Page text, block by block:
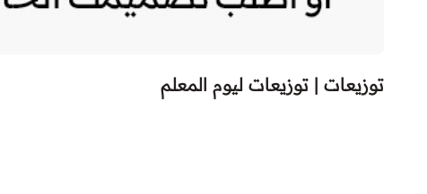
توزيعات | توزيعات ليوم المعلم